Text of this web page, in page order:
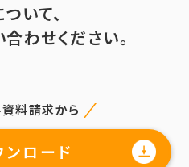
いて、
わせください。
料請求から
ロード